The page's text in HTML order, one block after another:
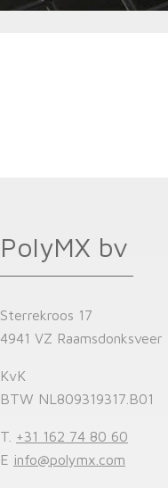
PolyMX bv
Sterrekroos 17
4941 VZ Raamsdonksveer
KvK
BTW NL809319317.B01
T. +31 162 74 80 60
E info@polymx.com